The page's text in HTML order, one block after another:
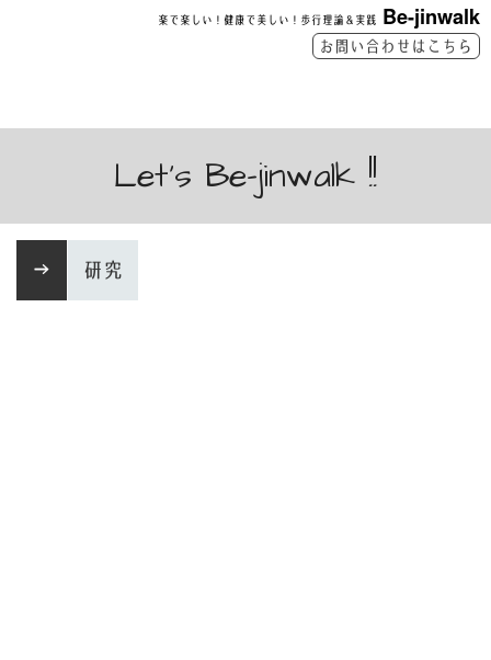
楽で楽しい！健康で美しい！歩行理論＆実践 Be-jinwalk
お問い合わせはこちら
Let's Be-jinwalk !!
→ 研究